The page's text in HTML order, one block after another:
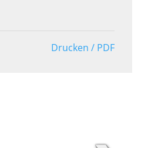
Drucken / PDF